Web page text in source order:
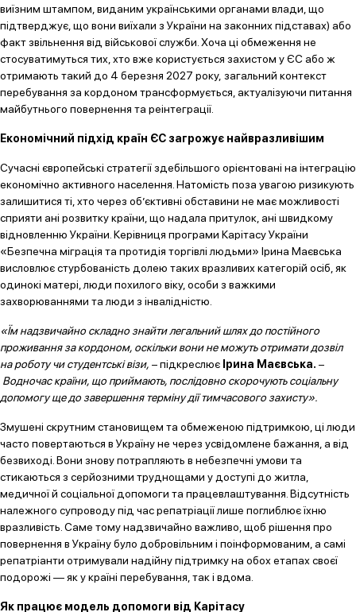
виїзним штампом, виданим українськими органами влади, що
підтверджує, що вони виїхали з України на законних підставах) або
факт звільнення від військової служби. Хоча ці обмеження не
стосуватимуться тих, хто вже користується захистом у ЄС або ж
отримають такий до 4 березня 2027 року, загальний контекст
перебування за кордоном трансформується, актуалізуючи питання
майбутнього повернення та реінтеграції.
Економічний підхід країн ЄС загрожує найвразливішим
Сучасні європейські стратегії здебільшого орієнтовані на інтеграцію
економічно активного населення. Натомість поза увагою ризикують
залишитися ті, хто через об’єктивні обставини не має можливості
сприяти ані розвитку країни, що надала притулок, ані швидкому
відновленню України. Керівниця програми Карітасу України
«Безпечна міграція та протидія торгівлі людьми» Ірина Маєвська
висловлює стурбованість долею таких вразливих категорій осіб, як
одинокі матері, люди похилого віку, особи з важкими
захворюваннями та люди з інвалідністю.
«Їм надзвичайно складно знайти легальний шлях до постійного
проживання за кордоном, оскільки вони не можуть отримати дозвіл
на роботу чи студентські візи, – підкреслює Ірина Маєвська. –
Водночас країни, що приймають, послідовно скорочують соціальну
допомогу ще до завершення терміну дії тимчасового захисту».
Змушені скрутним становищем та обмеженою підтримкою, ці люди
часто повертаються в Україну не через усвідомлене бажання, а від
безвиході. Вони знову потрапляють в небезпечні умови та
стикаються з серйозними труднощами у доступі до житла,
медичної й соціальної допомоги та працевлаштування. Відсутність
належного супроводу під час репатріації лише поглиблює їхню
вразливість. Саме тому надзвичайно важливо, щоб рішення про
повернення в Україну було добровільним і поінформованим, а самі
репатріанти отримували надійну підтримку на обох етапах своєї
подорожі — як у країні перебування, так і вдома.
Як працює модель допомоги від Карітасу